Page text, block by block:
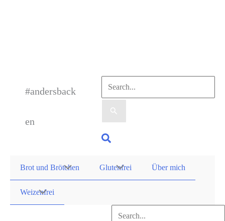
#andersback
en
Suchen
nach:
Suchen
Brot und Brötchen Glutenfrei Über mich
Weizenfrei
Suchen